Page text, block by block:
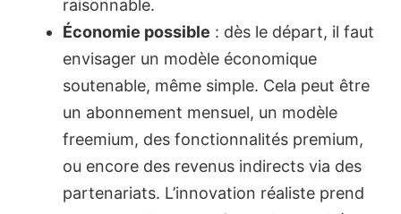
raisonnable.
Économie possible : dès le départ, il faut
envisager un modèle économique
soutenable, même simple. Cela peut être
un abonnement mensuel, un modèle
freemium, des fonctionnalités premium,
ou encore des revenus indirects via des
partenariats. L’innovation réaliste prend